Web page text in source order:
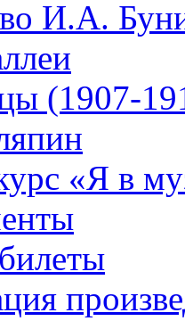
И.А.
(1907-
«Я в